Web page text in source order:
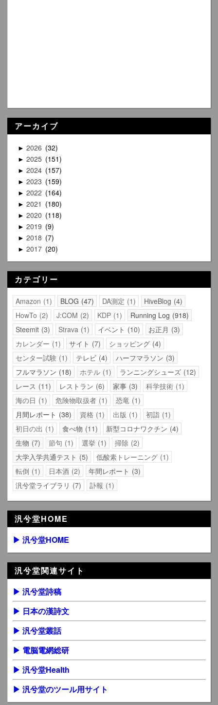
アーカイブ
► 2026 32
► 2025 151
► 2024 157
► 2023 159
► 2022 164
► 2021 180
► 2020 118
► 2019 9
► 2018 7
► 2017 20
カテゴリー
Amazon 1 BLOG 47 DA測定 1 HiveBlog 4
HowTo 2 J:COM 2 KDP 1 Running Log 918
Steemit 3 Strava 1 イベント 10 お正月
3
カレンダー 1 サイト 7 ショッピング 4
センター試験 1 テレビ 4 ハーフマラソン 3
フルマラソン 18 ホテル 1 ランニングシューズ 12
レース
11 レストラン 6 家事 3 科学技術 1
海の日
1 危険物取扱者 1 恐竜 1
月間レポート
38 資格 1 出版 1 初詣 1
初日の出
1 食べ物 11 新型コロナワクチン 4
生物 7 節句 1 選挙 1 掃除 2
大学入学共通テスト
5 低酸素トレーニング 1
転倒 1 日本酒 2 年間レポート
3
汎兮堂ライブラリ
7 訃報 1
汎兮堂HOME
▶ 汎兮堂HOME
汎兮堂関連サイト
▶ 汎兮堂詩稿
▶ 日本の漢詩文
▶ 汎兮堂叢話
▶ 電脳電網総研
▶ 汎兮堂Health
▶ 汎兮堂のツール用サイト